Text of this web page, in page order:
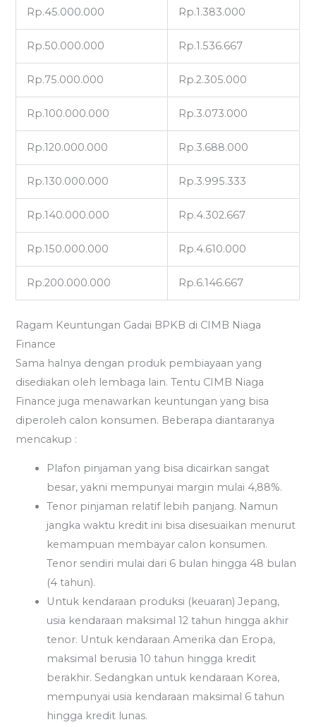
Rp.45.000.000 Rp.1.383.000
Rp.50.000.000 Rp.1.536.667
Rp.75.000.000 Rp.2.305.000
Rp.100.000.000 Rp.3.073.000
Rp.120.000.000 Rp.3.688.000
Rp.130.000.000 Rp.3.995.333
Rp.140.000.000 Rp.4.302.667
Rp.150.000.000 Rp.4.610.000
Rp.200.000.000 Rp.6.146.667
Ragam Keuntungan Gadai BPKB di CIMB Niaga
Finance
Sama halnya dengan produk pembiayaan yang
disediakan oleh lembaga lain. Tentu CIMB Niaga
Finance juga menawarkan keuntungan yang bisa
diperoleh calon konsumen. Beberapa diantaranya
mencakup :
Plafon pinjaman yang bisa dicairkan sangat
besar, yakni mempunyai margin mulai 4,88%.
Tenor pinjaman relatif lebih panjang. Namun
jangka waktu kredit ini bisa disesuaikan menurut
kemampuan membayar calon konsumen.
Tenor sendiri mulai dari 6 bulan hingga 48 bulan
(4 tahun).
Untuk kendaraan produksi (keuaran) Jepang,
usia kendaraan maksimal 12 tahun hingga akhir
tenor. Untuk kendaraan Amerika dan Eropa,
maksimal berusia 10 tahun hingga kredit
berakhir. Sedangkan untuk kendaraan Korea,
mempunyai usia kendaraan maksimal 6 tahun
hingga kredit lunas.